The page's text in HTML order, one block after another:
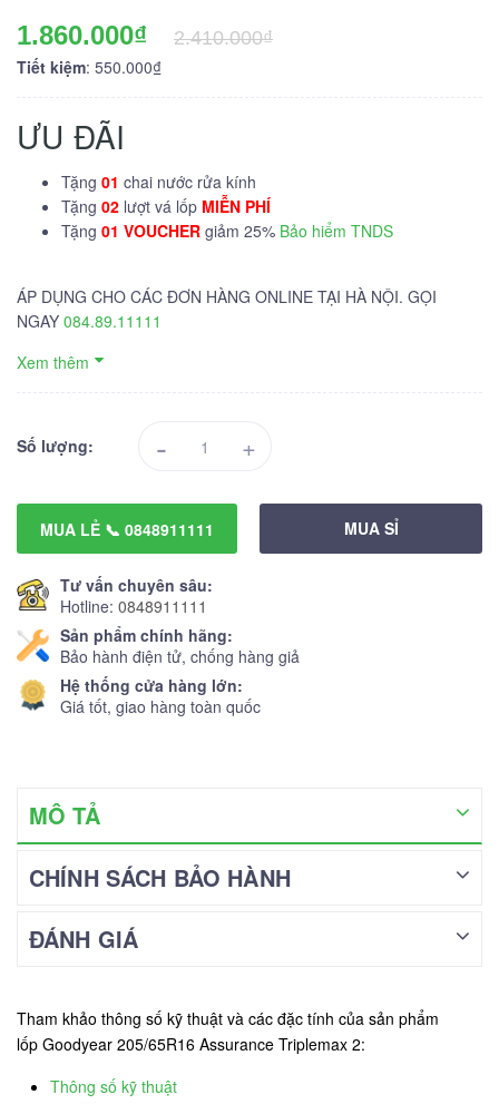
1.860.000₫
2.410.000₫
Tiết kiệm: 550.000₫
ƯU ĐÃI
Tặng 01 chai nước rửa kính
Tặng 02 lượt vá lốp MIỄN PHÍ
Tặng 01 VOUCHER giảm 25% Bảo hiểm TNDS
ÁP DỤNG CHO CÁC ĐƠN HÀNG ONLINE TẠI HÀ NỘI. GỌI
NGAY 084.89.11111
Xem thêm
Số lượng: - +
MUA LẺ 📞 0848911111 MUA SỈ
Tư vấn chuyên sâu:
Hotline: 0848911111
Sản phẩm chính hãng:
Bảo hành điện tử, chống hàng giả
Hệ thống cửa hàng lớn:
Giá tốt, giao hàng toàn quốc
MÔ TẢ
CHÍNH SÁCH BẢO HÀNH
ĐÁNH GIÁ
Tham khảo thông số kỹ thuật và các đặc tính của sản phẩm
lốp Goodyear 205/65R16 Assurance Triplemax 2:
Thông số kỹ thuật